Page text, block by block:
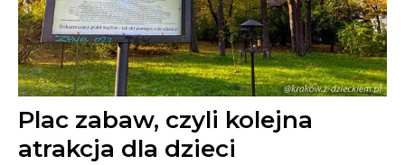
Plac zabaw, czyli kolejna
atrakcja dla dzieci